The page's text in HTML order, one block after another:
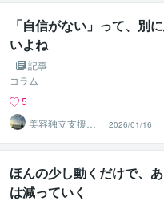
「自信がない」って、別
いよね
記事
コラム
5
美容独立支援
「YUNICO」
（ユニコ）
2026/01/16
ほんの少し動くだけで、
は減っていく